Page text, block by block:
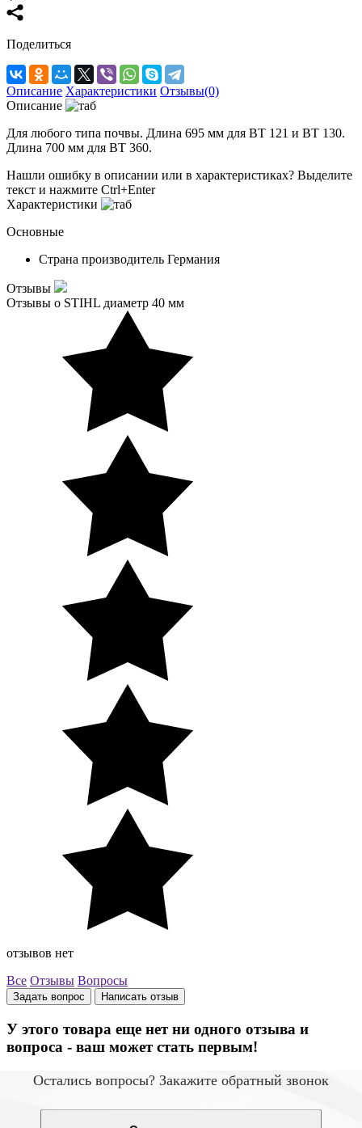
Поделиться
Описание Характеристики Отзывы(0)
Описание
Для любого типа почвы. Длина 695 мм для BT 121 и BT 130.
Длина 700 мм для BT 360.
Нашли ошибку в описании или в характеристиках? Выделите
текст и нажмите Ctrl+Enter
Характеристики
Основные
Страна производитель Германия
Отзывы
Отзывы о STIHL диаметр 40 мм
отзывов нет
Все Отзывы Вопросы
Задать вопрос Написать отзыв
У этого товара еще нет ни одного отзыва и
вопроса - ваш может стать первым!
Остались вопросы? Закажите обратный звонок